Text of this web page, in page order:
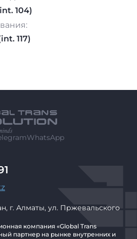
104)
117)
WhatsApp
компания «Global Trans
партнер на рынке внутренних и
г. Алматы, ул. Пржевальского